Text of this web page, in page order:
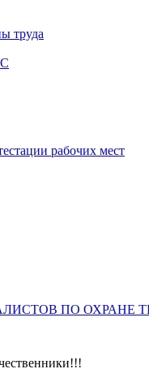
труда
рабочих мест
ПО ОХРАНЕ